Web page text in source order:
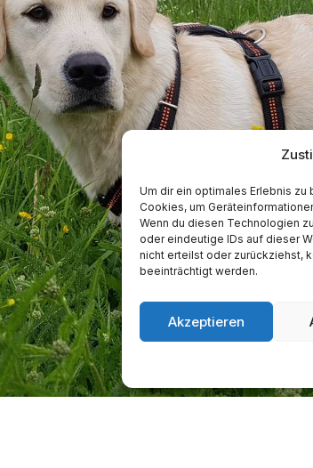
Um dir ein optimales Erlebnis
Cookies, um
Wenn du diesen Technologien
oder eindeutige IDs auf dieser
nicht erteilst oder zurückziehst,
beeinträchtigt werden.
Akzeptieren